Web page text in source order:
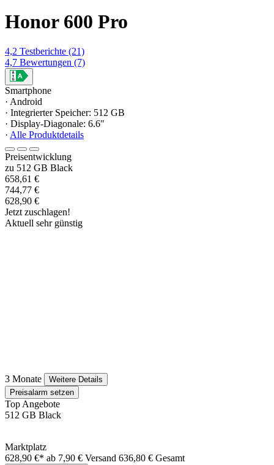
Honor 600 Pro
4,2 Testberichte (21)
4,7 Bewertungen (7)
Smartphone
· Android
· Integrierter Speicher: 512 GB
· Display-Diagonale: 6.6"
· Alle Produktdetails
Preisentwicklung
zu 512 GB Black
658,61 €
744,77 €
628,90 €
Jetzt zuschlagen!
Aktuell sehr günstig
3 Monate
Weitere Details
Preisalarm setzen
Top Angebote
512 GB Black
Marktplatz
628,90 €* ab 7,90 € Versand 636,80 € Gesamt